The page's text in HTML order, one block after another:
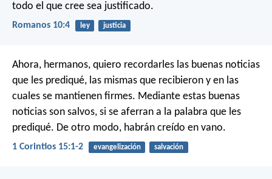
todo el que cree sea justificado.
Romanos 10:4 ley justicia
Ahora, hermanos, quiero recordarles las buenas noticias
que les prediqué, las mismas que recibieron y en las
cuales se mantienen firmes. Mediante estas buenas
noticias son salvos, si se aferran a la palabra que les
prediqué. De otro modo, habrán creído en vano.
1 Corintios 15:1-2 evangelización salvación